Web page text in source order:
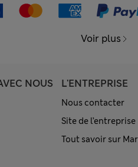
Voir plus
NOUS L'ENTREPRISE
Nous contacter
Site de l’entreprise
Tout savoir sur